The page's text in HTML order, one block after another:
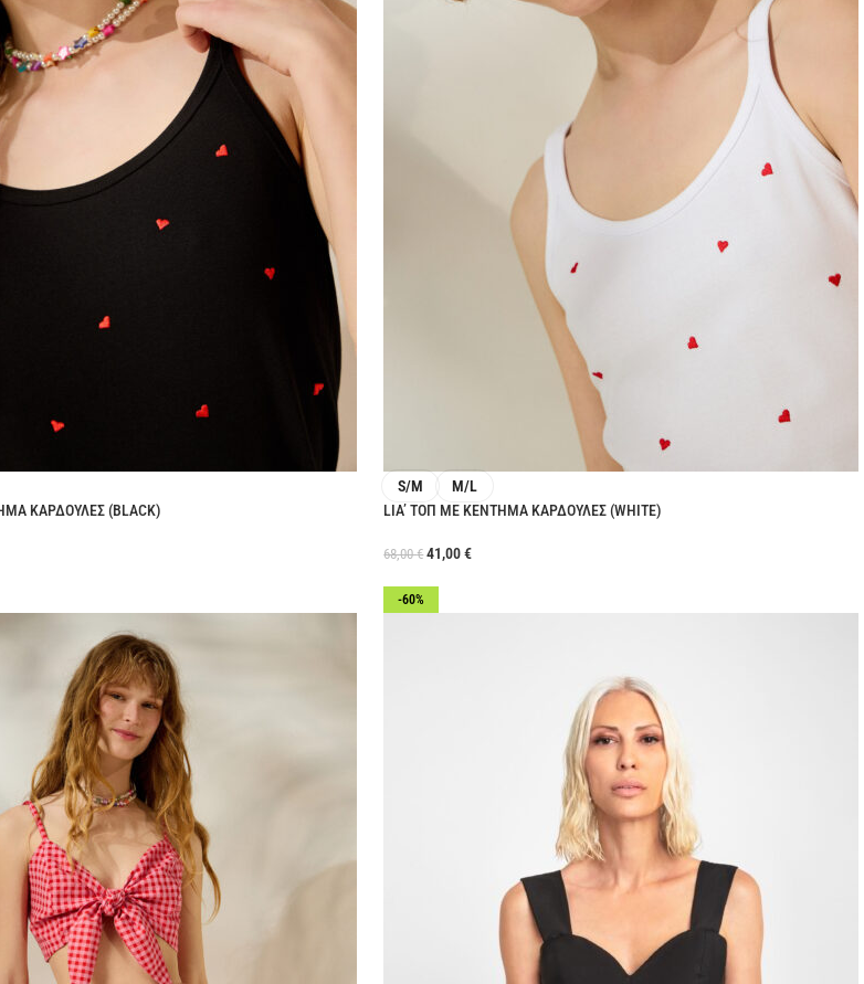
ΚΑΡΔΟΥΛΕΣ (BLACK)
S/M
M/L
LIA’ ΤΟΠ ΜΕ ΚΕΝΤΗΜΑ ΚΑΡΔΟΥΛΕΣ (WHITE)
68,00€ 41,00€
-60%